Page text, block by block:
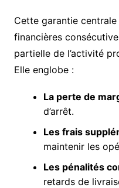
Cette garantie
financières
partielle de l’activité
Elle englobe :
La perte de
d’arrêt.
Les frais
maintenir les
Les pénalités
retards de